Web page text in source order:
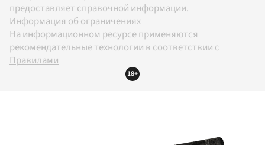
предоставляет справочной информации.
Информация об ограничениях
На информационном ресурсе применяются
рекомендательные технологии в соответствии с
Правилами
18+